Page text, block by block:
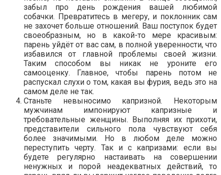
забыл про день рождения вашей любимой
собачки. Превратитесь в мегеру, и поклонник сам
не захочет больше отношений. Ваш поступок будет
своеобразным, но в какой-то мере красивым:
парень уйдёт от вас сам, в полной уверенности, что
избавился от главной проблемы своей жизни.
Таким способом вы никак не уроните его
самооценку. Главное, чтобы парень потом не
распускал слухи о том, какая вы фурия, ведь это на
самом деле не так.
Станьте невыносимо капризной. Некоторым
мужчинам импонируют капризные и
требовательные женщины. Выполняя их прихоти,
представители сильного пола чувствуют себя
более значимыми. Но в любом деле можно
переступить черту. Так и с капризами: если вы
будете регулярно настаивать на совершении
ненужных и порой неадекватных действий, то